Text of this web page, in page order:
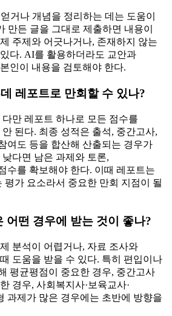
거나 개념을 정리하는 데는 도움이
만든 글을 그대로 제출하면 내용이
주제와 어긋나거나, 존재하지 않는
다. AI를 활용하더라도 교안과
인이 내용을 검토해야 한다.
레포트로 만회할 수 있나?
만 레포트 하나로 모든 점수를
된다. 최종 성적은 출석, 중간고사,
여도 등을 합산해 산출되는 경우가
다면 남은 과제와 토론,
수를 확보해야 한다. 이때 레포트는
평가 요소라서 중요한 만회 지점이 될
어떤 경우에 받는 것이 좋나?
분석이 어렵거나, 자료 조사와
도움을 받을 수 있다. 특히 편입이나
평균평점이 중요한 경우, 중간고사
경우, 사회복지사·보육교사·
과제가 많은 경우에는 초반에 방향을